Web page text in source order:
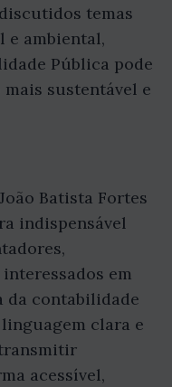
temas
e ambiental,
Pública pode
sustentável e
Batista Fortes
indispensável
em
da contabilidade
clara e
acessível,